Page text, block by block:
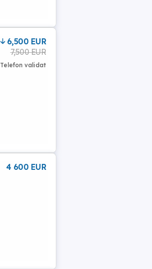
6,500 EUR
7,500 EUR
Telefon validat
4 600 EUR